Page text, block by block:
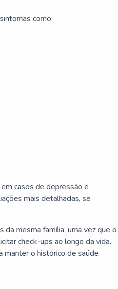
como:
casos de depressão e
mais detalhadas, se
mesma família, uma vez que o
check-ups ao longo da vida.
manter o histórico de saúde